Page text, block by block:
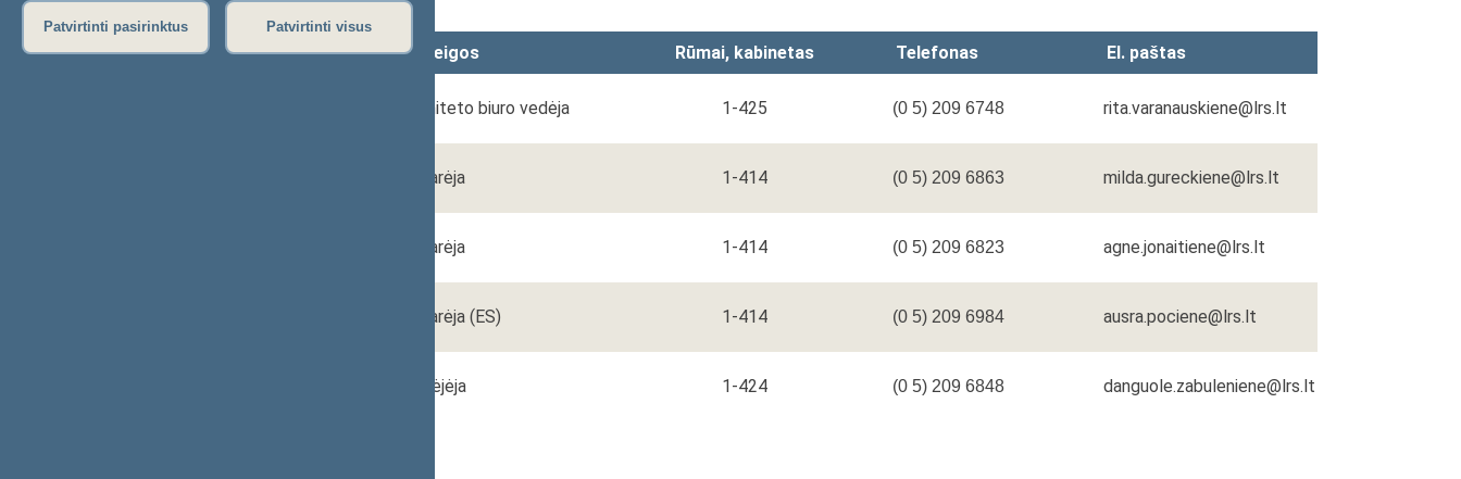
Patvirtinti pasirinktus Patvirtinti visus
Funkcijos
Vardas, Pavardė Pareigos Rūmai, kabinetas Telefonas El. paštas
Komiteto biuro vedėja 1-425 (0 5) 209 6748 rita.varanauskiene@lrs.lt
Patarėja 1-414 (0 5) 209 6863 milda.gureckiene@lrs.lt
Patarėja 1-414 (0 5) 209 6823 agne.jonaitiene@lrs.lt
Patarėja (ES) 1-414 (0 5) 209 6984 ausra.pociene@lrs.lt
Padėjėja 1-424 (0 5) 209 6848 danguole.zabuleniene@lrs.lt